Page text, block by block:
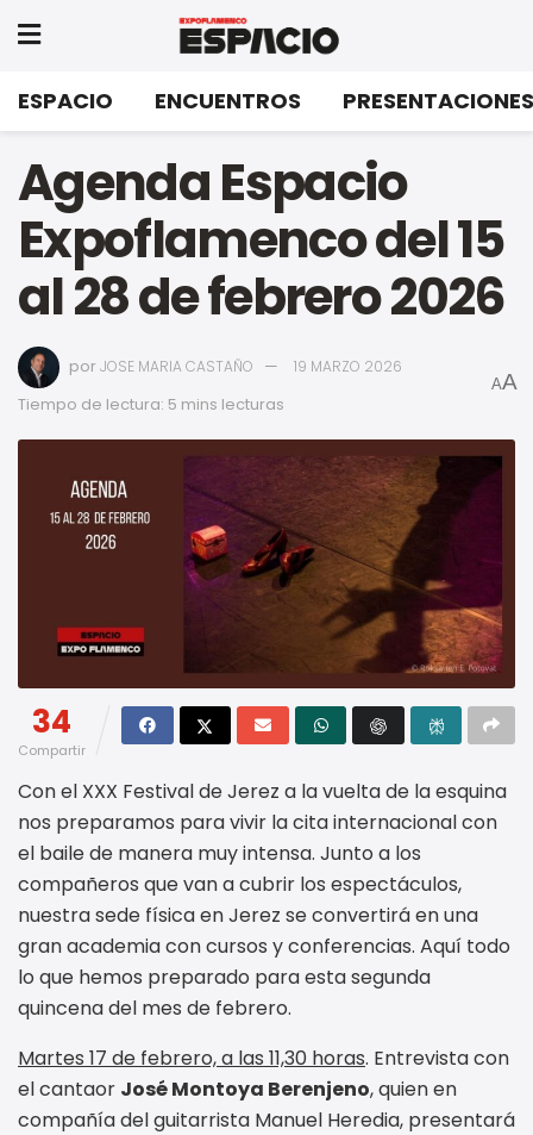
ESPACIO ENCUENTROS PRESENTACIONES
Agenda Espacio
Expoflamenco del 15
al 28 de febrero 2026
porJOSE MARIA CASTAÑO 19 MARZO 2026
Tiempo de lectura: 5 mins lecturas
AA
34
Compartir
Con el XXX Festival de Jerez a la vuelta de la esquina
nos preparamos para vivir la cita internacional con
el baile de manera muy intensa. Junto a los
compañeros que van a cubrir los espectáculos,
nuestra sede física en Jerez se convertirá en una
gran academia con cursos y conferencias. Aquí todo
lo que hemos preparado para esta segunda
quincena del mes de febrero.
Martes 17 de febrero, a las 11,30 horas. Entrevista con
el cantaor José Montoya Berenjeno, quien en
compañía del guitarrista Manuel Heredia, presentará